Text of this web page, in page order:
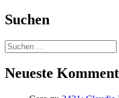
Suchen
Suchen
nach:
Neueste